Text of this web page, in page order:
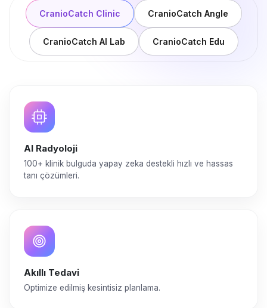
CranioCatch Clinic CranioCatch Angle
CranioCatch AI Lab CranioCatch Edu
AI Radyoloji
100+ klinik bulguda yapay zeka destekli hızlı ve hassas
tanı çözümleri.
Akıllı Tedavi
Optimize edilmiş kesintisiz planlama.